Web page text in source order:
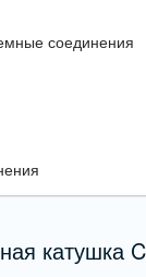
соединения
катушка